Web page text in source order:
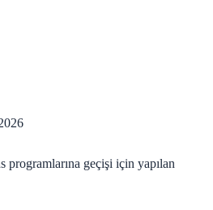
programlarına geçişi için yapılan